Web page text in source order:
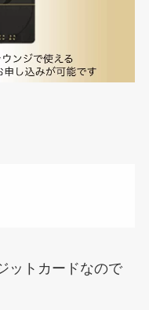
ットカードなので